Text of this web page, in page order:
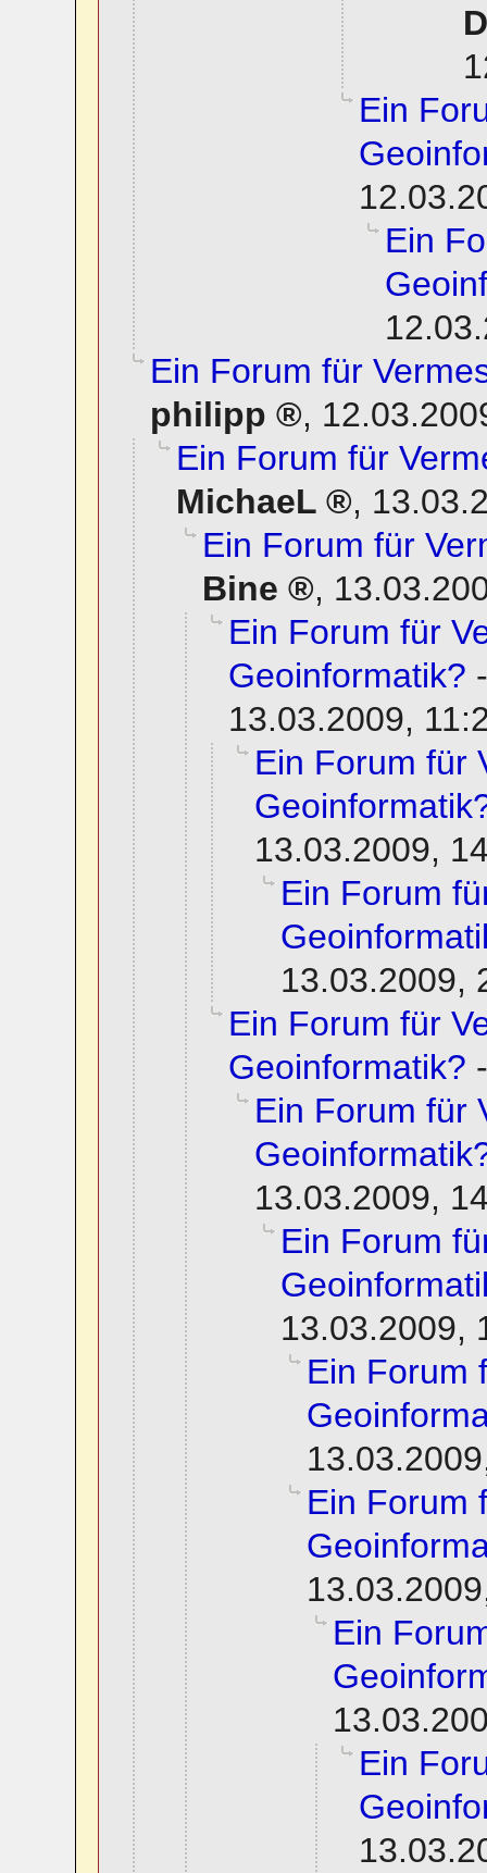
Ein
Ein
Ein Forum für
philipp
,
Ein Forum für
MichaeL
,
Ein Forum für
Bine
,
Ein Forum für
Geoinformatik?
13.03.2009,
Ein Forum für
13.03.2009,
Ein Forum
13.03.2009,
Ein Forum für
Geoinformatik?
Ein Forum für
13.03.2009,
Ein Forum
13.03.2009,
Ein Forum
Ein Forum
Ein
Ein